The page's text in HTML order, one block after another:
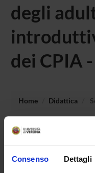
Consenso Dettagli
degli
dei CPIA
Home Didattica
Non è stato trovato
all'insegnamento
percorso introduttivo